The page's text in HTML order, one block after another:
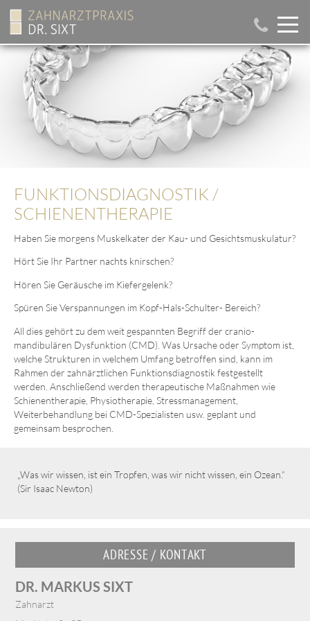
FUNKTIONSDIAGNOSTIK /
SCHIENENTHERAPIE
Haben Sie morgens Muskelkater der Kau- und Gesichtsmuskulatur?
Hört Sie Ihr Partner nachts knirschen?
Hören Sie Geräusche im Kiefergelenk?
Spüren Sie Verspannungen im Kopf-Hals-Schulter- Bereich?
All dies gehört zu dem weit gespannten Begriff der cranio-
mandibulären Dysfunktion (CMD). Was Ursache oder Symptom ist,
welche Strukturen in welchem Umfang betroffen sind, kann im
Rahmen der zahnärztlichen Funktionsdiagnostik festgestellt
werden. Anschließend werden therapeutische Maßnahmen wie
Schienentherapie, Physiotherapie, Stressmanagement,
Weiterbehandlung bei CMD-Spezialisten usw. geplant und
gemeinsam besprochen.
„Was wir wissen, ist ein Tropfen, was wir nicht wissen, ein Ozean.“
(Sir Isaac Newton)
ADRESSE / KONTAKT
DR. MARKUS SIXT
Zahnarzt